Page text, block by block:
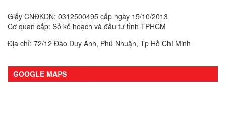
Giấy CNĐKDN: 0312500495 cấp ngày 15/10/2013
Cơ quan cấp: Sở kế hoạch và đầu tư tỉnh TPHCM
Địa chỉ: 72/12 Đào Duy Anh, Phú Nhuận, Tp Hồ Chí Minh
GOOGLE MAPS